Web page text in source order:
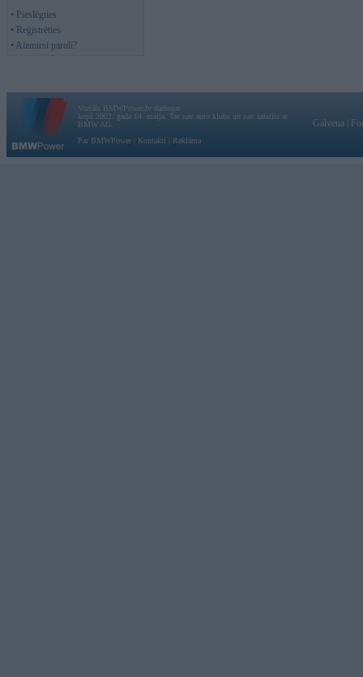
• Pieslēgties
• Reģistrēties
• Aizmirsi paroli?
Vortāls BMWPower.lv darbojas
kopš 2002. gada 14. maija. Tas nav auto klubs un nav saistīts ar
BMW AG.
Par BMWPower
Kontakti Reklāma
Galvena